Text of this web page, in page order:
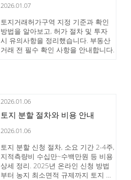
2026.01.07
토지거래허가구역 지정 기준과 확인
방법을 알아보고, 허가 절차 및 투자
시 유의사항을 정리했습니다. 부동산
거래 전 필수 확인 사항을 안내합니다.
2026.01.06
토지 분할 절차와 비용 안내
2026.01.06
토지 분할 신청 절차, 소요 기간 2-4주,
지적측량비 수십만~수백만원 등 비용
상세 정리. 2025년 온라인 신청 방법
부터 농지 최소면적 규제까지 토지 분